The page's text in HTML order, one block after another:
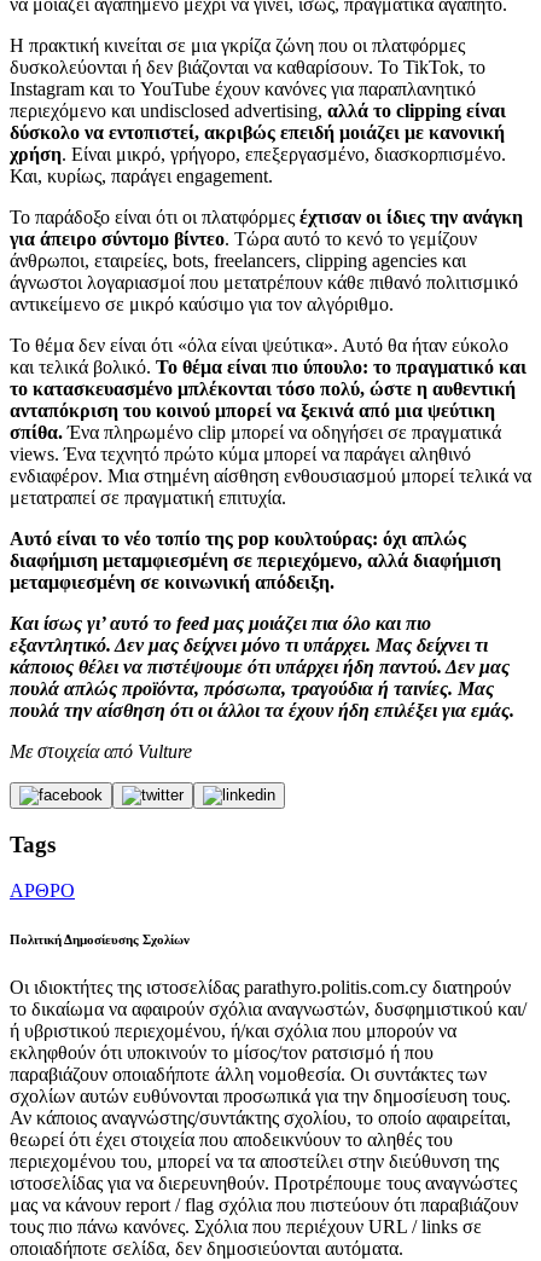
να μοιάζει αγαπημένο μέχρι να γίνει, ίσως, πραγματικά αγαπητό.
Η πρακτική κινείται σε μια γκρίζα ζώνη που οι πλατφόρμες
δυσκολεύονται ή δεν βιάζονται να καθαρίσουν. Το TikTok, το
Instagram και το YouTube έχουν κανόνες για παραπλανητικό
περιεχόμενο και undisclosed advertising, αλλά το clipping είναι
δύσκολο να εντοπιστεί, ακριβώς επειδή μοιάζει με κανονική
χρήση. Είναι μικρό, γρήγορο, επεξεργασμένο, διασκορπισμένο.
Και, κυρίως, παράγει engagement.
Το παράδοξο είναι ότι οι πλατφόρμες έχτισαν οι ίδιες την ανάγκη
για άπειρο σύντομο βίντεο. Τώρα αυτό το κενό το γεμίζουν
άνθρωποι, εταιρείες, bots, freelancers, clipping agencies και
άγνωστοι λογαριασμοί που μετατρέπουν κάθε πιθανό πολιτισμικό
αντικείμενο σε μικρό καύσιμο για τον αλγόριθμο.
Το θέμα δεν είναι ότι «όλα είναι ψεύτικα». Αυτό θα ήταν εύκολο
και τελικά βολικό. Το θέμα είναι πιο ύπουλο: το πραγματικό και
το κατασκευασμένο μπλέκονται τόσο πολύ, ώστε η αυθεντική
ανταπόκριση του κοινού μπορεί να ξεκινά από μια ψεύτικη
σπίθα.Ένα πληρωμένο clip μπορεί να οδηγήσει σε πραγματικά
views. Ένα τεχνητό πρώτο κύμα μπορεί να παράγει αληθινό
ενδιαφέρον. Μια στημένη αίσθηση ενθουσιασμού μπορεί τελικά να
μετατραπεί σε πραγματική επιτυχία.
Αυτό είναι το νέο τοπίο της pop κουλτούρας: όχι απλώς
διαφήμιση μεταμφιεσμένη σε περιεχόμενο, αλλά διαφήμιση
μεταμφιεσμένη σε κοινωνική απόδειξη.
Και ίσως γι’ αυτό το feed μας μοιάζει πια όλο και πιο
εξαντλητικό. Δεν μας δείχνει μόνο τι υπάρχει. Μας δείχνει τι
κάποιος θέλει να πιστέψουμε ότι υπάρχει ήδη παντού. Δεν μας
πουλά απλώς προϊόντα, πρόσωπα, τραγούδια ή ταινίες. Μας
πουλά την αίσθηση ότι οι άλλοι τα έχουν ήδη επιλέξει για εμάς.
Με στοιχεία από Vulture
Tags
ΑΡΘΡΟ
Πολιτική Δημοσίευσης Σχολίων
Οι ιδιοκτήτες της ιστοσελίδας parathyro.politis.com.cy διατηρούν
το δικαίωμα να αφαιρούν σχόλια αναγνωστών, δυσφημιστικού και/
ή υβριστικού περιεχομένου, ή/και σχόλια που μπορούν να
εκληφθούν ότι υποκινούν το μίσος/τον ρατσισμό ή που
παραβιάζουν οποιαδήποτε άλλη νομοθεσία. Οι συντάκτες των
σχολίων αυτών ευθύνονται προσωπικά για την δημοσίευση τους.
Αν κάποιος αναγνώστης/συντάκτης σχολίου, το οποίο αφαιρείται,
θεωρεί ότι έχει στοιχεία που αποδεικνύουν το αληθές του
περιεχομένου του, μπορεί να τα αποστείλει στην διεύθυνση της
ιστοσελίδας για να διερευνηθούν. Προτρέπουμε τους αναγνώστες
μας να κάνουν report / flag σχόλια που πιστεύουν ότι παραβιάζουν
τους πιο πάνω κανόνες. Σχόλια που περιέχουν URL / links σε
οποιαδήποτε σελίδα, δεν δημοσιεύονται αυτόματα.